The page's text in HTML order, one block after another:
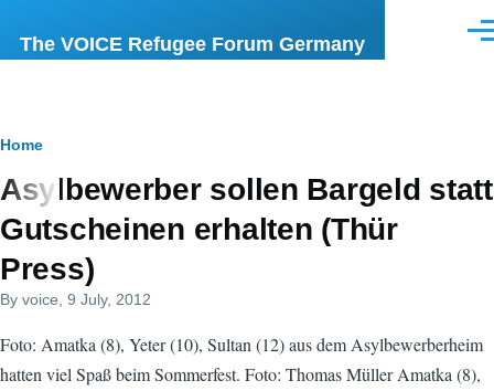
The VOICE Refugee Forum Germany
Breadcrumb
Home
Asylbewerber sollen Bargeld statt
Gutscheinen erhalten (Thür
Press)
By voice , 9 July, 2012
Foto: Amatka (8), Yeter (10), Sultan (12) aus dem Asylbewerberheim
hatten viel Spaß beim Sommerfest. Foto: Thomas Müller Amatka (8),